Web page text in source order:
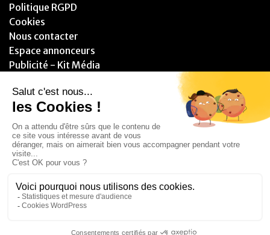
Politique RGPD
Cookies
Nous contacter
Espace annonceurs
Publicité - Kit Média
PARTENAIRES